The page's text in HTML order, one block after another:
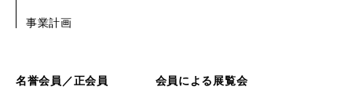
事業計画
名誉会員／正会員 会員による展覧会